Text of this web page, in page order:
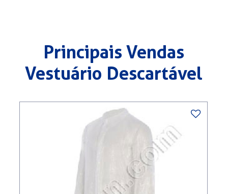
Principais Vendas
Vestuário Descartável